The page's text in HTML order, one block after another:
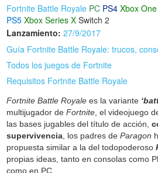
Fortnite Battle Royale PC PS4 Xbox One
PS5 Xbox Series X Switch 2
Lanzamiento: 27/9/2017
Guía Fortnite Battle Royale: trucos,
Todos los juegos de Fortnite
Requisitos Fortnite Battle Royale
Fortnite Battle Royale es la variante
multijugador deFortnite , el videojuego
las bases jugables del título de acción,
supervivencia , los padres deParagon
propuesta similar a la del todopoderoso
propias ideas, tanto en consolas como
como en PC.